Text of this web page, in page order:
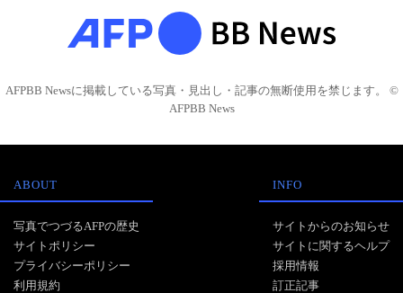
AFPBB Newsに掲載している写真・見出し・記事の無断使用を禁じます。 ©
AFPBB News
ABOUT
写真でつづるAFPの歴史
サイトポリシー
プライバシーポリシー
利用規約
INFO
サイトからのお知らせ
サイトに関するヘルプ
採用情報
訂正記事